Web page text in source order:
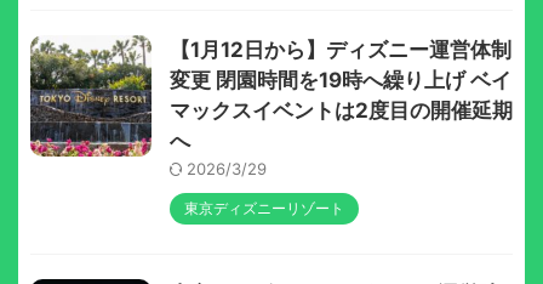
【1月12日から】ディズニー運営体制
変更 閉園時間を19時へ繰り上げ ベイ
マックスイベントは2度目の開催延期
へ
2026/3/29
東京ディズニーリゾート